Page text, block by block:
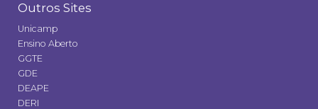
Outros Sites
Unicamp
Ensino Aberto
GGTE
GDE
DEAPE
DERI